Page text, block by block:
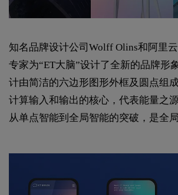
知名品牌设计公司Wolff Olins和阿里
专家为“ET大脑”设计了全新的品牌形
计由简洁的六边形图形外框及圆点组
计算输入和输出的核心，代表能量之
从单点智能到全局智能的突破，是全